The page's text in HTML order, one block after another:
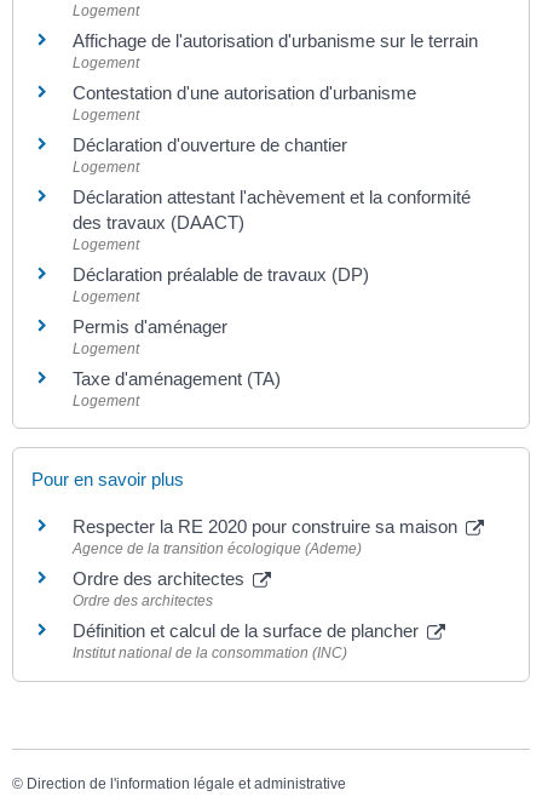
Logement
Affichage de l'autorisation d'urbanisme sur le terrain
Logement
Contestation d'une autorisation d'urbanisme
Logement
Déclaration d'ouverture de chantier
Logement
Déclaration attestant l'achèvement et la conformité
des travaux (DAACT)
Logement
Déclaration préalable de travaux (DP)
Logement
Permis d'aménager
Logement
Taxe d'aménagement (TA)
Logement
Pour en savoir plus
Respecter la RE 2020 pour construire sa maison
Agence de la transition écologique (Ademe)
Ordre des architectes
Ordre des architectes
Définition et calcul de la surface de plancher
Institut national de la consommation (INC)
© Direction de l'information légale et administrative